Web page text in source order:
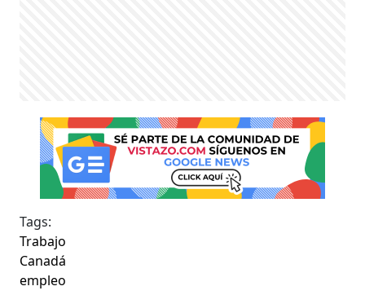
Tags:
Trabajo
Canadá
empleo